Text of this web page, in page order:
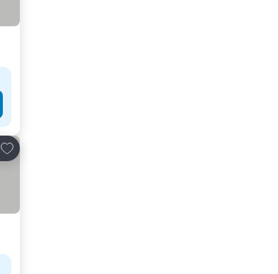
Dodati u favorite